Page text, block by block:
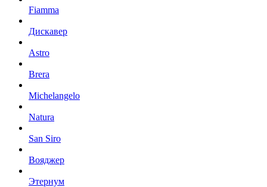
Fiamma
Дискавер
Astro
Brera
Michelangelo
Natura
San Siro
Вояджер
Этернум